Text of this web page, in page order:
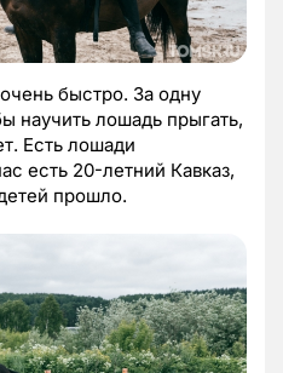
быстро. За одну
научить лошадь прыгать,
Есть лошади
есть 20-летний Кавказ,
прошло.